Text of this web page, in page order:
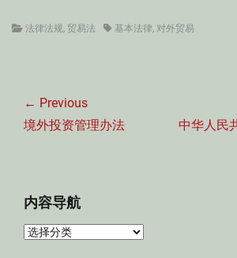
Categories
法律法规, 贸易法 Tags基本法律, 对外贸易
章
导
← Previous
Previous
境外投资管理办法
Next
中华人民
内容导航
内